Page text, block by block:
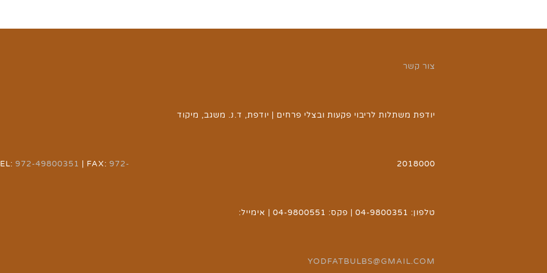
972-49800351 | FAX: 972-
צור קשר
יודפת משתלות לריבוי פקעות ובצלי פרחים | יודפת, ד.נ. משגב, מיקוד
2018000
טלפון: 04-9800351 | פקס: 04-9800551 | אימייל:
YODFATBULBS@GMAIL.COM